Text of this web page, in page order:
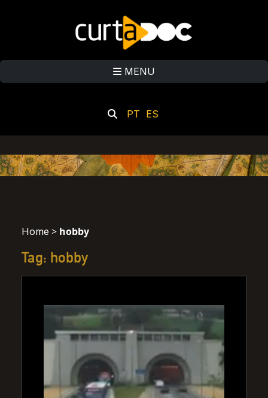
MENU
PT ES
Home > hobby
Tag: hobby